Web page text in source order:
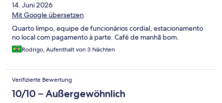
14. Juni 2026
Mit Google übersetzen
Quarto limpo, equipe de funcionários cordial, estacionamento
no local com pagamento à parte. Café de manhã bom.
Rodrigo, Aufenthalt von 3 Nächten
Verifizierte Bewertung
10/10 – Außergewöhnlich